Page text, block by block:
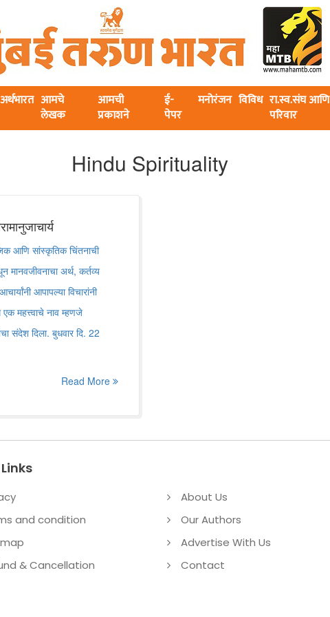
अर्थभारत आमचे
लेखक
आमची
प्रकाशने
ई-
पेपर
मनोरंजन विविध रा.स्व.संघ आणि
परिवार
Hindu Spirituality
आणि सांस्कृतिक चिंतनाची
मानवजीवनाचा अर्थ, कर्तव्य
आपापल्या विचारांनी
महत्त्वाचे नाव म्हणजे
संदेश दिला. बुधवार दि. 22
Read More
and condition
& Cancellation
About Us
Our Authors
Advertise With Us
Contact